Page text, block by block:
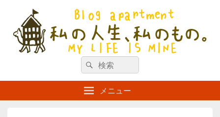
私の人生、私のもの。【新館】
検
索
対
象:
検
索
メニュー